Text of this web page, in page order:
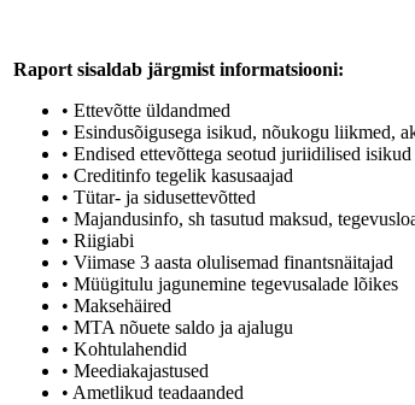
Raport sisaldab järgmist informatsiooni:
• Ettevõtte üldandmed
• Esindusõigusega isikud, nõukogu liikmed,
• Endised ettevõttega seotud juriidilised isikud
• Creditinfo tegelik kasusaajad
• Tütar- ja sidusettevõtted
• Majandusinfo, sh tasutud maksud,
• Riigiabi
• Viimase 3 aasta olulisemad finantsnäitajad
• Müügitulu jagunemine tegevusalade lõikes
• Maksehäired
• MTA nõuete saldo ja ajalugu
• Kohtulahendid
• Meediakajastused
• Ametlikud teadaanded